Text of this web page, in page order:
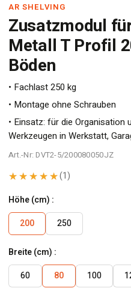
AR SHELVING
Zusatzmodul
Metall T Profil
Böden
• Fachlast 250 kg
• Montage ohne Schrauben
• Einsatz: für die Organisation
Werkzeugen in Werkstatt,
Art.-Nr: DVT2-5/200080050JZ
★★★★★(1)
Höhe (cm) :
200
250
Breite (cm) :
60
80 100